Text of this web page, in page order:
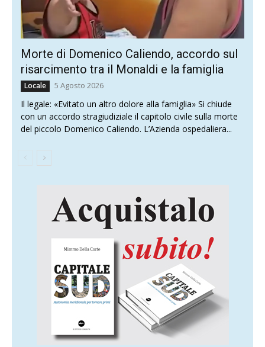
Morte di Domenico Caliendo, accordo sul
risarcimento tra il Monaldi e la famiglia
Locale 5 Agosto 2026
Il legale: «Evitato un altro dolore alla famiglia» Si chiude
con un accordo stragiudiziale il capitolo civile sulla morte
del piccolo Domenico Caliendo. L’Azienda ospedaliera...